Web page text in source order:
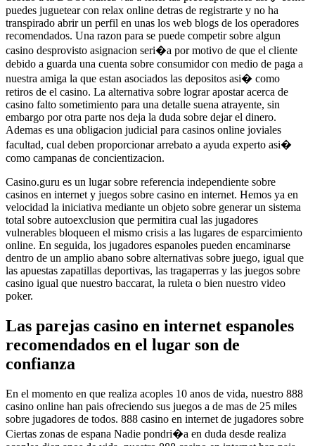
puedes juguetear con relax online detras de registrarte y no ha
transpirado abrir un perfil en unas los web blogs de los operadores
recomendados. Una razon para se puede competir sobre algun
casino desprovisto asignacion seri�a por motivo de que el cliente
debido a guarda una cuenta sobre consumidor con medio de paga a
nuestra amiga la que estan asociados las depositos asi� como
retiros de el casino. La alternativa sobre lograr apostar acerca de
casino falto sometimiento para una detalle suena atrayente, sin
embargo por otra parte nos deja la duda sobre dejar el dinero.
Ademas es una obligacion judicial para casinos online joviales
facultad, cual deben proporcionar arrebato a ayuda experto asi�
como campanas de concientizacion.
Casino.guru es un lugar sobre referencia independiente sobre
casinos en internet y juegos sobre casino en internet. Hemos ya en
velocidad la iniciativa mediante un objeto sobre generar un sistema
total sobre autoexclusion que permitira cual las jugadores
vulnerables bloqueen el mismo crisis a las lugares de esparcimiento
online. En seguida, los jugadores espanoles pueden encaminarse
dentro de un amplio abano sobre alternativas sobre juego, igual que
las apuestas zapatillas deportivas, las tragaperras y las juegos sobre
casino igual que nuestro baccarat, la ruleta o bien nuestro video
poker.
Las parejas casino en internet espanoles
recomendados en el lugar son de
confianza
En el momento en que realiza acoples 10 anos de vida, nuestro 888
casino online han pais ofreciendo sus juegos a de mas de 25 miles
sobre jugadores de todos. 888 casino en internet de jugadores sobre
Ciertas zonas de espana Nadie pondri�a en duda desde realiza